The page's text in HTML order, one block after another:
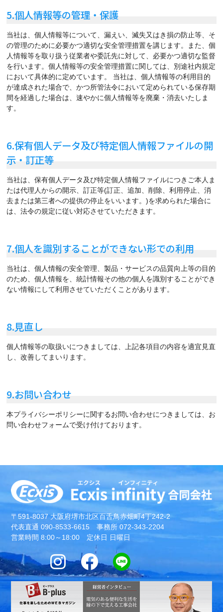
5.個人情報等の管理・保護
当社は、個人情報等について、漏えい、滅失又はき損の防止等、そ
の管理のために必要かつ適切な安全管理措置を講じます。また、個
人情報等を取り扱う従業者や委託先に対して、必要かつ適切な監督
を行います。個人情報等の安全管理措置に関しては、別途社内規定
において具体的に定めています。 当社は、個人情報等の利用目的
が達成された場合で、かつ所管法令において定められている保存期
間を経過した場合は、速やかに個人情報等を廃棄・消去いたしま
す。
6.保有個人データ及び特定個人情報ファイルの開
示・訂正等
当社は、保有個人データ及び特定個人情報ファイルにつきご本人ま
たは代理人からの開示、訂正等(訂正、追加、削除、利用停止、消
去または第三者への提供の停止をいいます。)を求められた場合に
は、法令の規定に従い対応させていただきます。
7.個人を識別することができない形での利用
当社は、個人情報の安全管理、製品・サービスの品質向上等の目的
のため、個人情報を、統計情報その他の個人を識別することができ
ない情報にして利用させていただくことがあります。
8.見直し
個人情報等の取扱いにつきましては、上記各項目の内容を適宜見直
し、改善してまいります。
9.お問い合わせ
本プライバシーポリシーに関するお問い合わせにつきましては、お
問い合わせフォームで受け付けております。
〒591-8037 大阪府堺市北区百舌鳥赤畑町4丁242-2
代表直通 090-8533-6615 事務所 072-343-2204
営業時間 8:00～18:00 定休日 日曜日